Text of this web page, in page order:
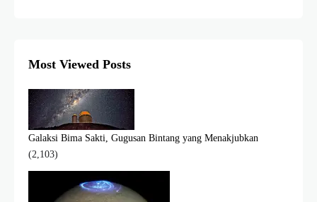
Most Viewed Posts
Galaksi Bima Sakti, Gugusan Bintang yang Menakjubkan
(2,103)